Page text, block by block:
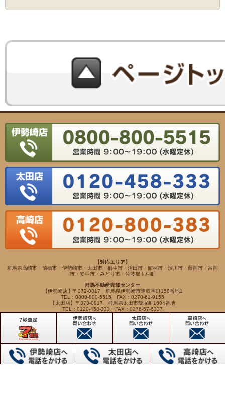
【対応エリア】
群馬県高崎市・前橋市・伊勢崎市・太田市・桐生市・沼田市・館林市・渋川市・藤岡市・富岡
市・安中市・みどり市・佐波郡玉村町
群馬不動産売却センター
【伊勢崎店】〒372-0817 群馬県伊勢崎市連取本町158番地1
TEL：0800-800-5515 FAX：0270-61-9155
【太田店】〒373-0817 群馬県太田市飯塚町1604番地
TEL：0120-458-333 FAX：0276-57-6337
【高崎店】〒370-0065 群馬県高崎市末広町262-5
TEL：0120-800-383 FAX：027-345-7734
Copyright(c) VIEWHOUSE ALL RIGHTS RESERVED.